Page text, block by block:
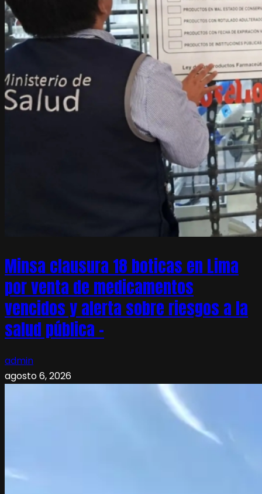
Minsa clausura 18 boticas en Lima
por venta de medicamentos
vencidos y alerta sobre riesgos a la
salud pública –
admin
agosto 6, 2026